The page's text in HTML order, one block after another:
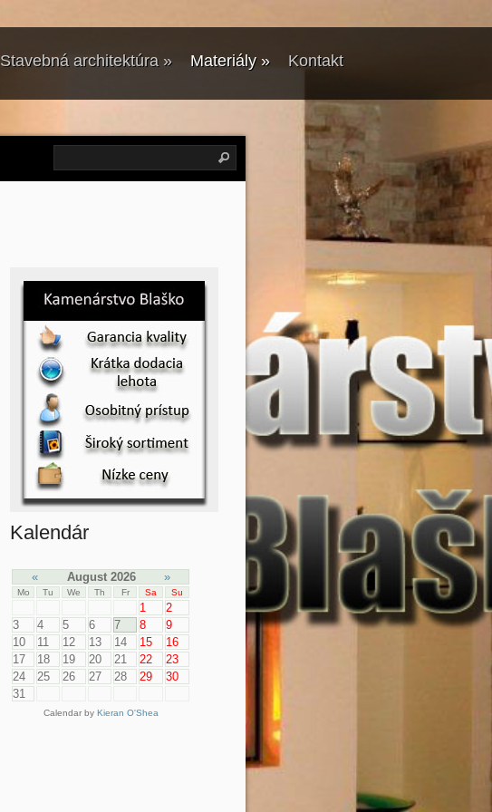
Stavebná architektúra » Materiály» Kontakt
Kalendár
« August 2026 »
Mo Tu We Th Fr Sa Su
1
2
3
4 5 6 7 8
9
10
11 12 13 14 15
16
17
18 19 20 21 22
23
24
25 26 27 28 29
30
31
Calendar by Kieran O'Shea